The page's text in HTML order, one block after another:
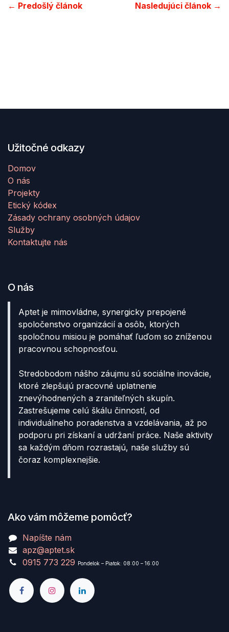
← Predošlý článok Nasledujúci článok →
Užitočné odkazy
Domov
O nás
Projekty
Etický kódex
Zásady ochrany osobných údajov
Služby
Kontaktujte nás
O nás
Aptet je mimovládne, synergicky prepojené
spoločenstvo organizácií a osôb, ktorých
spoločnou misiou je pomáhať ľuďom so zníženou
pracovnou schopnosťou.
Stredobodom nášho záujmu sú sociálne inovácie,
ktoré zlepšujú pracovné uplatnenie
znevýhodnených a zraniteľných skupín.
Zastrešujeme celú škálu činností, od
individuálneho poradenstva a vzdelávania, až po
podporu pri získaní a udržaní práce. Naše aktivity
sa každým dňom rozrastajú, naše služby sú
čoraz komplexnejšie.
Ako vám môžeme pomôcť?
Napíšte nám
apz@aptet.sk
0915 773 229 Pondelok – Piatok: 08:00 – 16:00